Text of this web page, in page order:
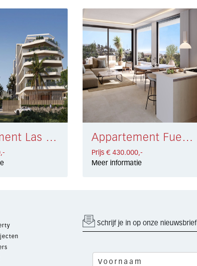
Appartement Las Lagunas, Mijas Costa € 458.000,- Appartement Fuengirola € 430.000,-
Prijs € 430.000,-
Meer informatie
Schrijf je in op onze nieuwsbrief